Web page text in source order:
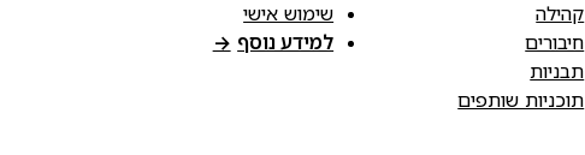
קהילה
חיבורים
תבניות
תוכניות שותפים
שימוש אישי
למידע נוסף →